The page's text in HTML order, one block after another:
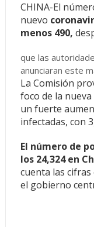
CHINA-El
nuevo
menos 490,
que las
anunciaran este
La Comisión
foco de la
un fuerte
infectadas, con
El número de
los 24,324en
cuenta las
el gobierno